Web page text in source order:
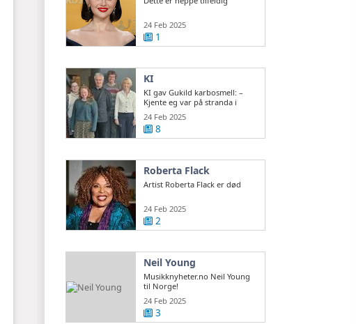
24 Feb 2025
1
KI
KI gav Gukild karbosmell: –
Kjente eg var på stranda i
Normandie
24 Feb 2025
8
Roberta Flack
Artist Roberta Flack er død
24 Feb 2025
2
Neil Young
Musikknyheter.no Neil Young
til Norge!
24 Feb 2025
3